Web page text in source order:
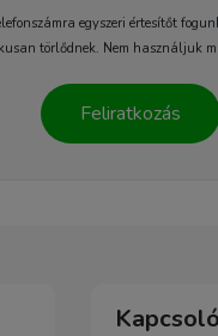
egyszeri értesítőt
törlődnek. Nem használjuk
Feliratkozás